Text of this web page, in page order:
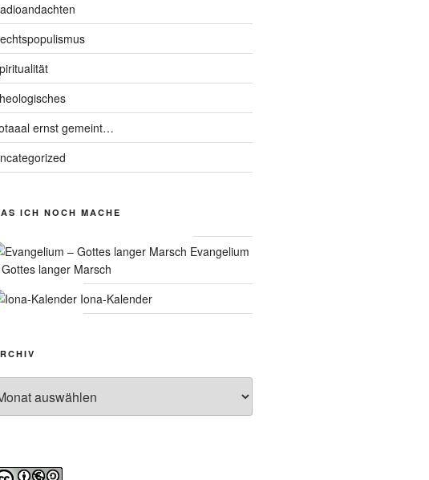
ernst gemeint…
ICH NOCH MACHE
Evangelium
langer Marsch
Iona-Kalender